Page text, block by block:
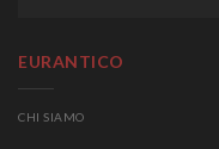
EURANTICO
CHI SIAMO